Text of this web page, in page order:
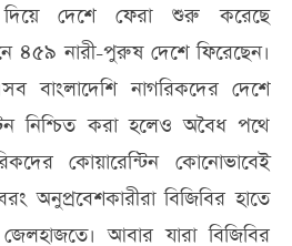
দিয়ে দেশে ফেরা শুরু করেছে
৪৫৯ নারী-পুরুষ দেশে ফিরেছেন।
বাংলাদেশি নাগরিকদের দেশে
নিশ্চিত করা হলেও অবৈধ পথে
কোয়ারেন্টিন কোনোভাবেই
অনুপ্রবেশকারীরা বিজিবির হাতে
আবার যারা বিজিবির